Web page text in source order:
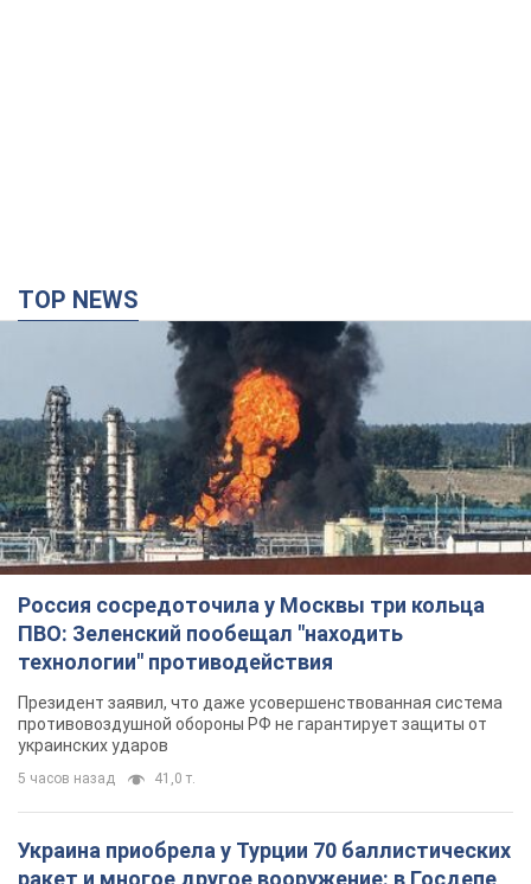
Россия сосредоточила у Москвы три кольца
ПВО: Зеленский пообещал "находить
технологии" противодействия
Президент заявил, что даже усовершенствованная система
противовоздушной обороны РФ не гарантирует защиты от
украинских ударов
5 часов назад 41,0 т.
Украина приобрела у Турции 70 баллистических
ракет и многое другое вооружение: в Госдепе
США обнародовали список
Госдеп уже проинформировал об этом американский
Конгресс
"Нас услышали лишь одним ухом": в городах
Украины уже 24-й день подряд проходят